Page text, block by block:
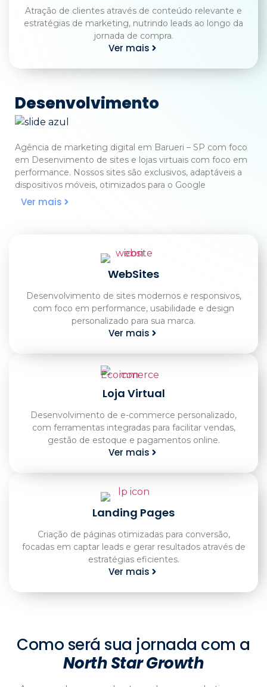
Atração de clientes através de conteúdo relevante e
estratégias de marketing, nutrindo leads ao longo da
jornada de compra.
Ver mais
Desenvolvimento
Agência de marketing digital em Barueri – SP com foco
em Desenvimento de sites e lojas virtuais com foco em
performance. Nossos sites são exclusivos, adaptáveis a
dispositivos móveis, otimizados para o Google
Ver mais
WebSites
Desenvolvimento de sites modernos e responsivos,
com foco em performance, usabilidade e design
personalizado para sua marca.
Ver mais
Loja Virtual
Desenvolvimento de e-commerce personalizado,
com ferramentas integradas para facilitar vendas,
gestão de estoque e pagamentos online.
Ver mais
Landing Pages
Criação de páginas otimizadas para conversão,
focadas em captar leads e gerar resultados através de
estratégias eficientes.
Ver mais
Como será sua jornada com a
North Star Growth